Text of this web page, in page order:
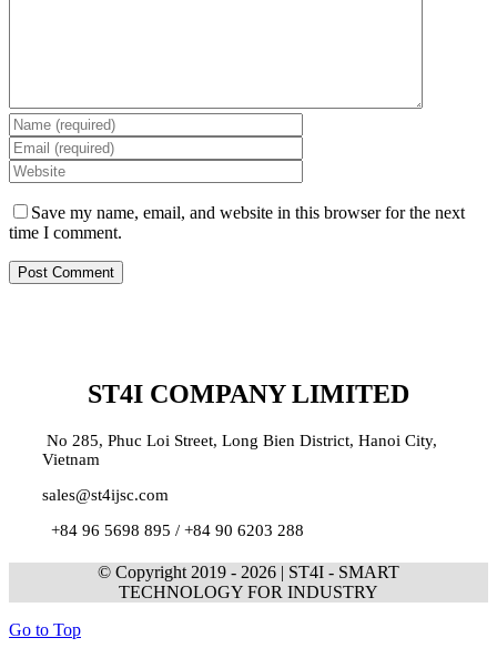
Save my name, email, and website in this browser for the next
time I comment.
ST4I COMPANY LIMITED
No 285, Phuc Loi Street, Long Bien District, Hanoi City,
Vietnam
sales@st4ijsc.com
+84 96 5698 895 / +84 90 6203 288
© Copyright 2019 - 2026 | ST4I - SMART
TECHNOLOGY FOR INDUSTRY
Go to Top